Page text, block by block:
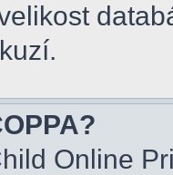
Online